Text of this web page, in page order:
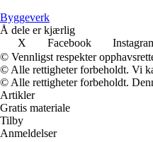
Byggeverk
Å dele er kjærlig
X
Facebook
© Vennligst respekter
© Alle rettigheter forbeholdt. Vi
© Alle rettigheter forbeholdt.
Artikler
Gratis materiale
Tilby
Anmeldelser